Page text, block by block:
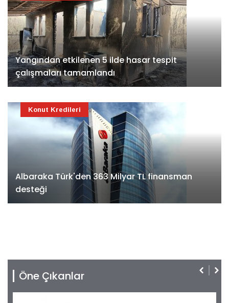
Yangından etkilenen 5 ilde hasar tespit
çalışmaları tamamlandı
Albaraka Türk'den 363 Milyar TL finansman
desteği
Konut Kredileri
Öne Çıkanlar